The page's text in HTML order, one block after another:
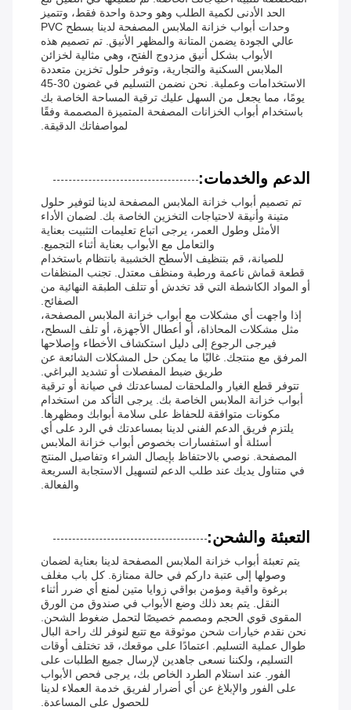
الحد الأدنى لكمية الطلب وهو وحدة واحدة فقط، وتتميز
وحدات أبواب خزانة الملابس المصفحة لدينا بسطح PVC
عالي الجودة يضمن المتانة والمظهر الأنيق. تم تصميم هذه
الأبواب بشكل أنيق مزدوج الفتح، وهي مثالية لخزائن
الملابس السكنية والتجارية، وتوفر حلول تخزين متعددة
الاستخدامات وعملية. نحن نضمن التسليم في غضون 30-45
يومًا، مما يجعل من السهل عليك ترقية المساحة الخاصة بك
باستخدام أبواب الخزانات المصفحة المتميزة المصممة وفقًا
لمواصفاتك الدقيقة.
الدعم والخدمات:
تم تصميم أبواب خزانة الملابس المصفحة لدينا لتوفير حلول
متينة وأنيقة لاحتياجات التخزين الخاصة بك. لضمان الأداء
الأمثل وطول العمر، يرجى اتباع تعليمات التثبيت بعناية
والتعامل مع الأبواب بعناية أثناء التجميع.
للصيانة، قم بتنظيف الأسطح الخشبية بانتظام باستخدام
قطعة قماش ناعمة ورطبة ومنظف معتدل. تجنب المنظفات
أو المواد الكاشطة التي قد تخدش أو تتلف الطبقة النهائية من
الصفائح.
إذا واجهت أي مشكلات مع أبواب خزانة الملابس المصفحة،
مثل مشكلات المحاذاة، أو أعطال الأجهزة، أو تلف السطح،
فيرجى الرجوع إلى دليل استكشاف الأخطاء وإصلاحها
المرفق مع منتجك. غالبًا ما يمكن حل المشكلات الشائعة عن
طريق ضبط المفصلات أو تشديد البراغي.
تتوفر قطع الغيار والملحقات لمساعدتك في صيانة أو ترقية
أبواب خزانة الملابس الخاصة بك. يرجى التأكد من استخدام
مكونات متوافقة للحفاظ على سلامة أبوابك ومظهرها.
يلتزم فريق الدعم الفني لدينا بمساعدتك في الرد على أي
أسئلة أو استفسارات بخصوص أبواب خزانة الملابس
المصفحة. نوصي بالاحتفاظ بإيصال الشراء وتفاصيل المنتج
في متناول يديك عند طلب الدعم لتسهيل الاستجابة السريعة
والفعالة.
التعبئة والشحن:
يتم تعبئة أبواب خزانة الملابس المصفحة لدينا بعناية لضمان
وصولها إلى عتبة داركم في حالة ممتازة. كل باب مغلف
برغوة واقية ومؤمن بواقي زوايا متين لمنع أي ضرر أثناء
النقل. يتم بعد ذلك وضع الأبواب في صندوق من الورق
المقوى قوي الحجم ومصمم خصيصًا لتحمل ضغوط الشحن.
نحن نقدم خيارات شحن موثوقة مع تتبع لنوفر لك راحة البال
طوال عملية التسليم. اعتمادًا على موقعك، قد تختلف أوقات
التسليم، ولكننا نسعى جاهدين لإرسال جميع الطلبات على
الفور. عند استلام الطرد الخاص بك، يرجى فحص الأبواب
على الفور والإبلاغ عن أي أضرار لفريق خدمة العملاء لدينا
للحصول على المساعدة.